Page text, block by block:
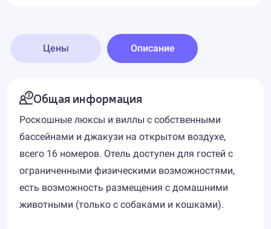
Цены Описание
Общая информация
Роскошные люксы и виллы с собственными
бассейнами и джакузи на открытом воздухе,
всего 16 номеров. Отель доступен для гостей с
ограниченными физическими возможностями,
есть возможность размещения с домашними
животными (только с собаками и кошками).